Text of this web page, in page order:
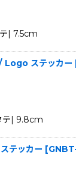
| 7.5cm
ステッカー
| 9.8cm
テッカー [